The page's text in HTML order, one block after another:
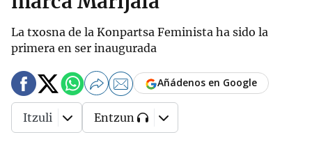
La txosna de la Konpartsa Feminista ha sido la
primera en ser inaugurada
Añádenos en Google
Itzuli Entzun